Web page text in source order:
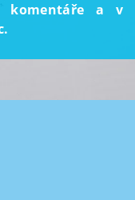
komentáře a v